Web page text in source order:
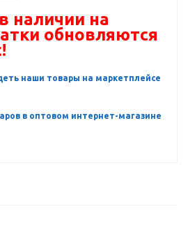
наличии на
обновляются
наши товары на маркетплейсе
в оптовом интернет-магазине